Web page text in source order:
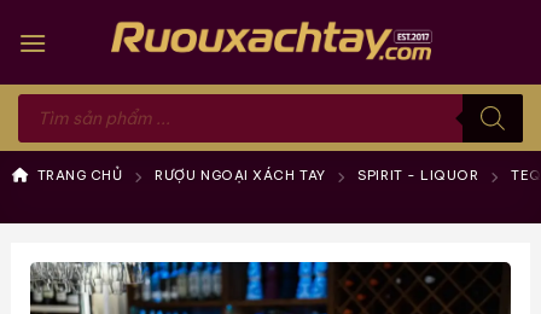
Tìm
kiếm
phẩm
TRANG CHỦ RƯỢU NGOẠI XÁCH TAY SPIRIT - LIQUOR